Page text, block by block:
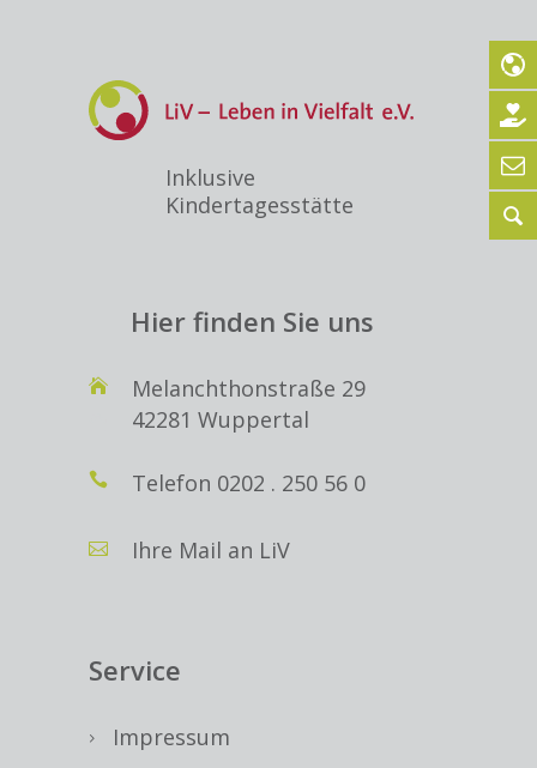
Inklusive
Kindertagesstätte
Hier finden Sie uns
Melanchthonstraße 29
42281 Wuppertal
Telefon 0202 . 250 56 0
Ihre Mail an LiV
Service
Impressum